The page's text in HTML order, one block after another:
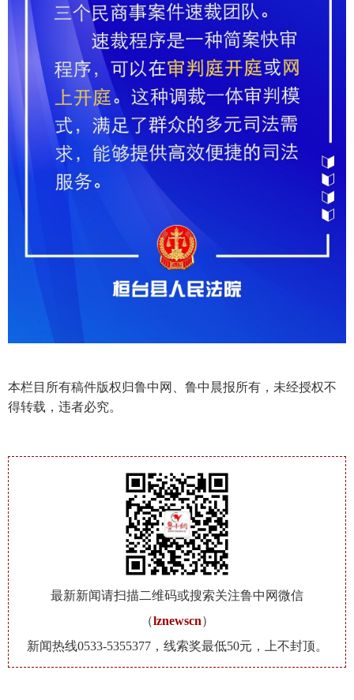
本栏目所有稿件版权归鲁中网、鲁中晨报所有，未经授权不
得转载，违者必究。
最新新闻请扫描二维码或搜索关注鲁中网微信
（lznewscn）
新闻热线0533-5355377，线索奖最低50元，上不封顶。